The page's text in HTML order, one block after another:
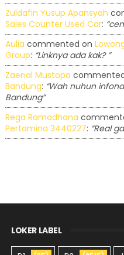
Zuldafin Yusup Apansyah
Sales Counter Used Car:
Aulia commented on
Group: “Linknya ada kak? ”
Zaenal Mustopa
Bandung: “Wah nuhun
Bandung”
Rega Ramadhana
Pertamina 3440227: “Real
LOKER LABEL